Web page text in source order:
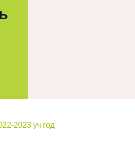
2023 уч год